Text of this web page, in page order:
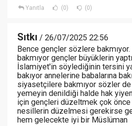
Yanıtla (0) (0)
Sıtkı / 26/07/2025 22:56
Bence gençler sözlere
bakmıyor gençler büyüklerin
İslamiyet'in söylediğinin tersini
bakıyor annelerine babalarına
siyasetçilere bakmıyor sözler de
yemeyin denildiği halde hak
için gençleri düzeltmek çok önce
nesillerin düzelmesi gerekirse
hem gelecekte iyi bir Müslüman